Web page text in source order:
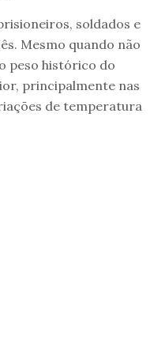
soldados e
Mesmo quando não
peso histórico do
principalmente nas
de temperatura